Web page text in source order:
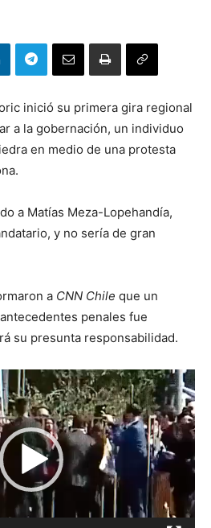
inició su primera gira regional
a la gobernación, un individuo
en medio de una protesta
a Matías Meza-Lopehandía,
y no sería de gran
a CNN Chile que un
penales fue
su presunta responsabilidad.